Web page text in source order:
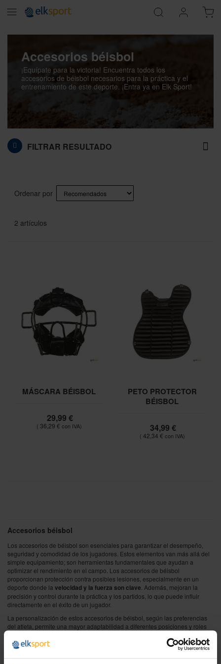
Accesorios béisbol
¡Equípate para la victoria! Encuentra todos los
accesorios de béisbol necesarios para la práctica y el
entrenamiento de este deporte. ¡Entra ya en Elk Sport!
FILTRAR RESULTADO
2 artículos
Ordenar por
MÁSCARA BÉISBOL
29,99 €
36,29 €
PETO PROTECTOR
BÉISBOL
34,99 €
42,34 €
Accesorios béisbol
Los accesorios de béisbol son esenciales para garantizar el desempeño,
seguridad y comodidad de los jugadores. Estos elementos van más allá del
simple equipamiento; son herramientas fundamentales que ayudan a
optimizar el rendimiento en el campo. Los accesorios de béisbol
proporcionan protección contra posibles lesiones, especialmente en un
deporte donde la velocidad y la fuerza son clave . Además, mejoran la
precisión y control durante la práctica y los partidos, lo que puede influir
directamente en el éxito de un jugador.
La personalización de estos accesorios de béisbol, según las preferencias
del atleta, permite una mayor adaptabilidad a diferentes posiciones y roles
función estética y de identificación, ya que el equipo forma parte de la
imagen profesional del jugador.